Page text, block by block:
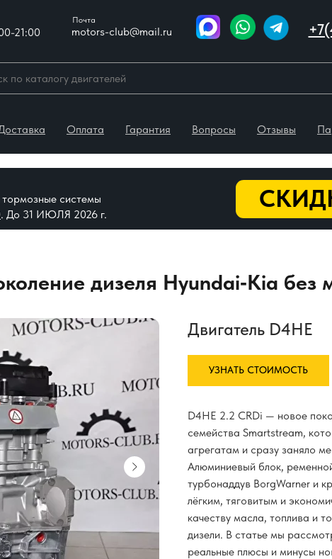
21:00
Почта
motors-club@mail.ru
Оплата Гарантия Вопросы Отзывы
тормозные системы
. До 31 ИЮЛЯ 2026 г.
дизеля Hyundai‑Kia без
Двигатель D4HE
УЗНАТЬ СТОИМОСТЬ
D4HE 2.2 CRDi — новое
семейства Smartstream,
агрегатам и сразу заняло
Алюминиевый блок,
турбонаддув BorgWarner и
лёгким, тяговитым и
качеству масла, топлива и
дизели. В статье мы
реальные плюсы и минусы